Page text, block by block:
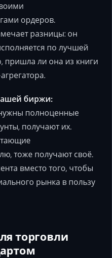
ордеров.
разницы: он
по лучшей
пришла ли она из книги
биржи:
полноценные
получают их.
тоже получают своё.
вместо того, чтобы
рынка в пользу
торговли